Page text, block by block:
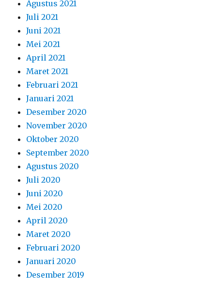
Agustus 2021
Juli 2021
Juni 2021
Mei 2021
April 2021
Maret 2021
Februari 2021
Januari 2021
Desember 2020
November 2020
Oktober 2020
September 2020
Agustus 2020
Juli 2020
Juni 2020
Mei 2020
April 2020
Maret 2020
Februari 2020
Januari 2020
Desember 2019